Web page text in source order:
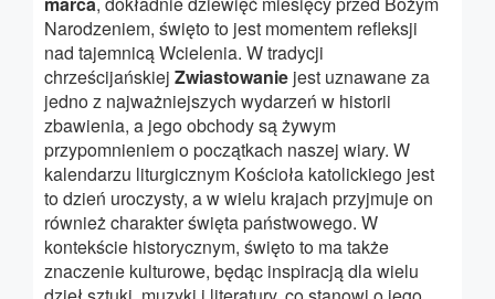
Narodzeniem, święto to jest momentem refleksji
nad tajemnicą Wcielenia. W tradycji
chrześcijańskiej Zwiastowanie jest uznawane za
jedno z najważniejszych wydarzeń w historii
zbawienia, a jego obchody są żywym
przypomnieniem o początkach naszej wiary. W
kalendarzu liturgicznym Kościoła katolickiego jest
to dzień uroczysty, a w wielu krajach przyjmuje on
również charakter święta państwowego. W
kontekście historycznym, święto to ma także
znaczenie kulturowe, będąc inspiracją dla wielu